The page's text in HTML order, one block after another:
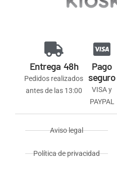
Entrega 48h
Pedidos realizados
antes de las 13:00
Pago
seguro
VISA y
PAYPAL
Aviso legal
Política de privacidad